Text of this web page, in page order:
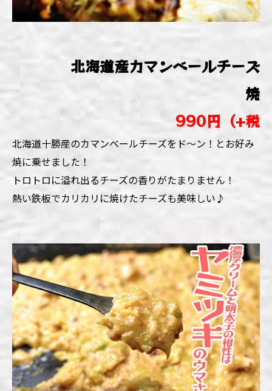
北海道産カマンベールチーズ
焼
990円（+税
北海道十勝産のカマンベールチーズをド～ン！とお好み
焼に乗せました！
トロトロに溢れ出るチーズの香りがたまりません！
熱い鉄板でカリカリに焼けたチーズも美味しい♪